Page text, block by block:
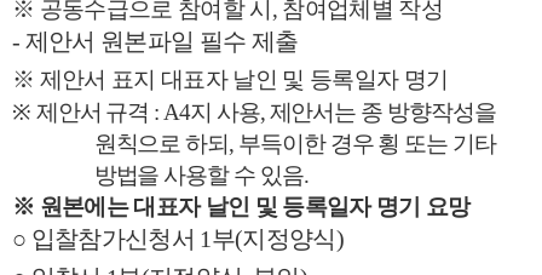
※ 공동수급으로 참여할 시, 참여업체별 작성
- 제안서 원본파일 필수 제출
※ 제안서 표지 대표자 날인 및 등록일자 명기
※ 제안서 규격 : A4지 사용,제안서는 종 방향작성을
원칙으로 하되 , 부득이한 경우 횡 또는 기타
방법을 사용할 수 있음.
※ 원본에는 대표자 날인 및 등록일자 명기 요망
○ 입찰참가신청서 1부(지정양식)